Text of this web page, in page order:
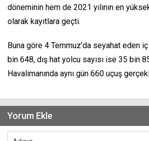
döneminin hem de 2021 yılının en
olarak kayıtlara geçti.
Buna göre 4 Temmuz’da seyahat eden
bin 648, dış hat yolcu sayısı ise 35 bin
Havalimanında aynı gün 660 uçuş
Yorum Ekle